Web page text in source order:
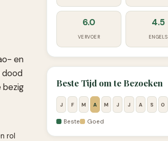
en
dood
bezig
rol
6.0
VERVOER
4.5
ENGELS
Beste Tijd om te Bezoeken
J F M A M J J A S O
Beste Goed